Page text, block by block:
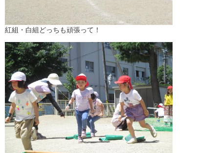
紅組・白組どっちも頑張って！